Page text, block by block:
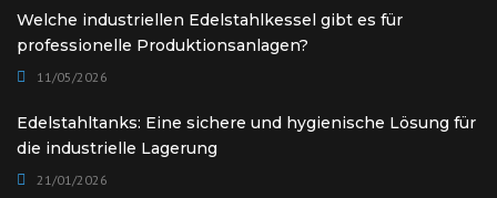
Welche industriellen Edelstahlkessel gibt es für
professionelle Produktionsanlagen?
11/05/2026
Edelstahltanks: Eine sichere und hygienische Lösung für
die industrielle Lagerung
21/01/2026